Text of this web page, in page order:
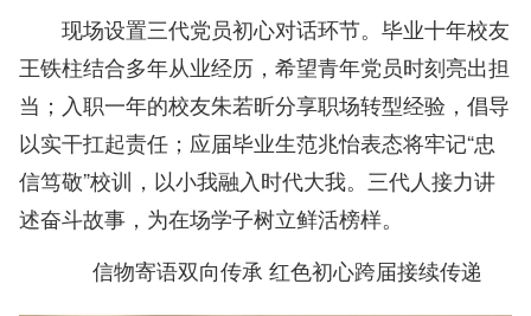
现场设置三代党员初心对话环节。毕业十年校友
王铁柱结合多年从业经历，希望青年党员时刻亮出担
当；入职一年的校友朱若昕分享职场转型经验，倡导
以实干扛起责任；应届毕业生范兆怡表态将牢记“忠
信笃敬”校训，以小我融入时代大我。三代人接力讲
述奋斗故事，为在场学子树立鲜活榜样。
信物寄语双向传承 红色初心跨届接续传递